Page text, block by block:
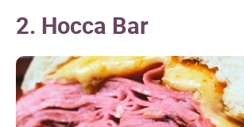
2. Hocca Bar